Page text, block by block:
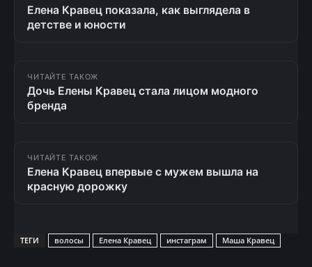
Елена Кравец показала, как выглядела в
детстве и юности
ЧИТАЙТЕ ТАКОЖ
Дочь Елены Кравец стала лицом модного
бренда
ЧИТАЙТЕ ТАКОЖ
Елена Кравец впервые с мужем вышла на
красную дорожку
ТЕГИ волосы Елена Кравец инстаграм Маша Кравец